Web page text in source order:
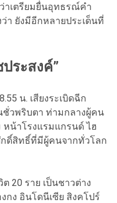
าเตรียมยื่นอุทธรณ์คำ
า ยังมีอีกหลายประเด็นที่
ระสงค์”
น. เสียงระเบิดฉีก
ชั่วพริบตา ท่ามกลางผู้คน
น้าโรงแรมแกรนด์ ไฮ
ดิ์สิทธิ์ที่มีผู้คนจากทั่วโลก
20 ราย เป็นชาวต่าง
กง อินโดนีเซีย สิงคโปร์